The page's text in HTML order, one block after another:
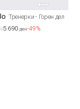
Тренерки - Горен дел
5.690 ден-49%